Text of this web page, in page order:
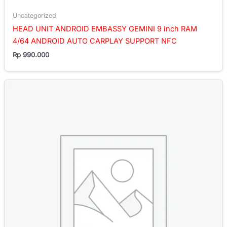
Uncategorized
HEAD UNIT ANDROID EMBASSY GEMINI 9 inch RAM
4/64 ANDROID AUTO CARPLAY SUPPORT NFC
Rp 990.000